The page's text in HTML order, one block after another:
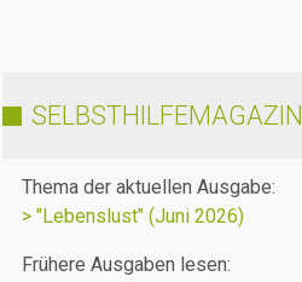
SELBSTHILFEMAGAZIN
Thema der aktuellen Ausgabe:
> "Lebenslust" (Juni 2026)
Frühere Ausgaben lesen: